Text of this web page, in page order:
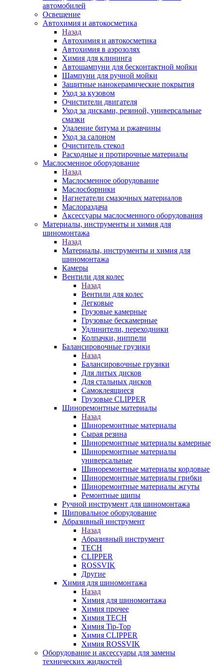
автомобилей
Освещение
Автохимия и автокосметика
Назад
Автохимия и автокосметика
Автохимия в аэрозолях
Химия для клининга
Автошампуни для бесконтактной мойки
Шампуни для ручной мойки
Защитные нанокерамические покрытия
Уход за кузовом
Очистители двигателя
Уход за дисками, резиной, универсальные
смазки
Удаление битума и ржавчины
Уход за салоном
Очиститель стекол
Расходные и протирочные материалы
Маслосменное оборудование
Назад
Маслосменное оборудование
Маслосборники
Нагнетатели смазочных материалов
Маслораздача
Аксессуары маслосменного оборудования
Материалы, инструменты и химия для
шиномонтажа
Назад
Материалы, инструменты и химия для
шиномонтажа
Камеры
Вентили для колес
Назад
Вентили для колес
Легковые
Грузовые камерные
Грузовые бескамерные
Удлинители, переходники
Колпачки, ниппели
Балансировочные грузики
Назад
Балансировочные грузики
Для литых дисков
Для стальных дисков
Самоклеящиеся
Грузовые CLIPPER
Шиноремонтные материалы
Назад
Шиноремонтные материалы
Сырая резина
Шиноремонтные материалы камерные
Шиноремонтные материалы
универсальные
Шиноремонтные материалы кордовые
Шиноремонтные материалы грибки
Шиноремонтные материалы жгуты
Ремонтные шипы
Ручной инструмент для шиномонтажа
Шиповальное оборудование
Абразивный инструмент
Назад
Абразивный инструмент
TECH
CLIPPER
ROSSVIK
Другие
Химия для шиномонтажа
Назад
Химия для шиномонтажа
Химия прочее
Химия TECH
Химия Tip-Top
Химия CLIPPER
Химия ROSSVIK
Оборудование и аксессуары для замены
технических жидкостей